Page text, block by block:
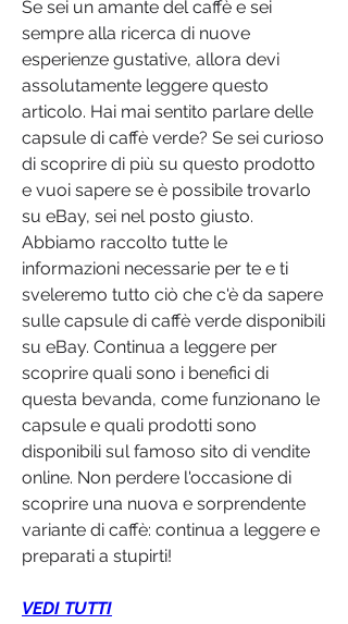
Se sei un amante del caffè e sei
sempre alla ricerca di nuove
esperienze gustative, allora devi
assolutamente leggere questo
articolo. Hai mai sentito parlare delle
capsule di caffè verde? Se sei curioso
di scoprire di più su questo prodotto
e vuoi sapere se è possibile trovarlo
su eBay, sei nel posto giusto.
Abbiamo raccolto tutte le
informazioni necessarie per te e ti
sveleremo tutto ciò che c'è da sapere
sulle capsule di caffè verde disponibili
su eBay. Continua a leggere per
scoprire quali sono i benefici di
questa bevanda, come funzionano le
capsule e quali prodotti sono
disponibili sul famoso sito di vendite
online. Non perdere l'occasione di
scoprire una nuova e sorprendente
variante di caffè: continua a leggere e
preparati a stupirti!
VEDI TUTTI